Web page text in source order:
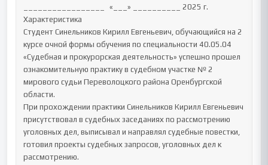
Характеристика
Студент Синельников Кирилл Евгеньевич, обучающийся на 2
курсе очной формы обучения по специальности 40.05.04
«Судебная и прокурорская деятельность» успешно прошел
ознакомительную практику в судебном участке № 2
мирового судьи Переволоцкого района Оренбургской
области.
При прохождении практики Синельников Кирилл Евгеньевич
присутствовал в судебных заседаниях по рассмотрению
уголовных дел, выписывал и направлял судебные повестки,
готовил проекты судебных запросов, уголовных дел к
рассмотрению.